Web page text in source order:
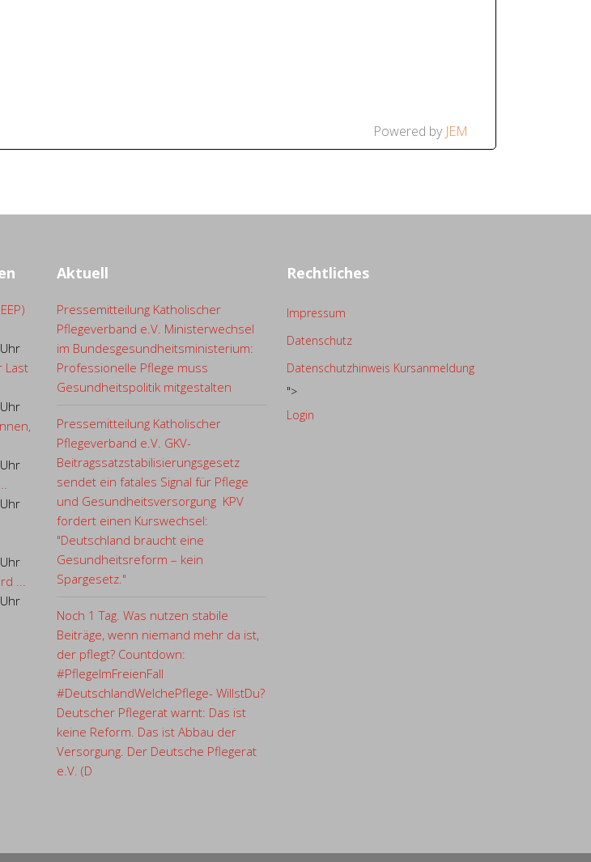
Powered by JEM
Last
...
Aktuell
Pressemitteilung Katholischer
Pflegeverband e.V. Ministerwechsel
im Bundesgesundheitsministerium:
Professionelle Pflege muss
Gesundheitspolitik mitgestalten
Pressemitteilung Katholischer
Pflegeverband e.V. GKV-
Beitragssatzstabilisierungsgesetz
sendet ein fatales Signal für Pflege
und Gesundheitsversorgung KPV
fordert einen Kurswechsel:
"Deutschland braucht eine
Gesundheitsreform – kein
Spargesetz."
Noch 1 Tag. Was nutzen stabile
Beiträge, wenn niemand mehr da ist,
der pflegt? Countdown:
#PflegeImFreienFall
#DeutschlandWelchePflege- WillstDu?
Deutscher Pflegerat warnt: Das ist
keine Reform. Das ist Abbau der
Versorgung. Der Deutsche Pflegerat
e.V. (D
Rechtliches
Impressum
Datenschutz
Datenschutzhinweis Kursanmeldung
">
Login